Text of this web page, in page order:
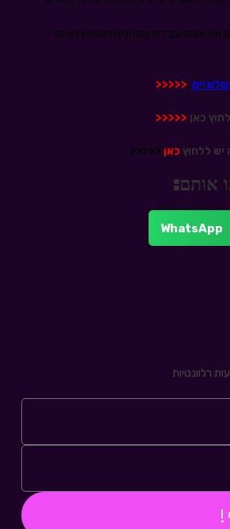
אותם עובדים ומנהלים למאמץ הגיוס –
<<<<<
כאן <<<<<
ללחוץ כאן <<<<<
אותם:
WhatsApp
רלוונטיות